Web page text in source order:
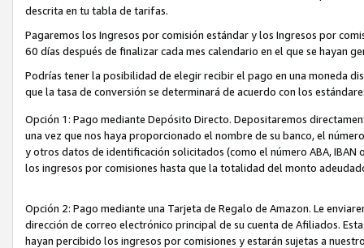
descrita en tu tabla de tarifas.
Pagaremos los Ingresos por comisión estándar y los Ingresos por
60 días después de finalizar cada mes calendario en el que se hayan
Podrías tener la posibilidad de elegir recibir el pago en una moneda
que la tasa de conversión se determinará de acuerdo con los
Opción 1: Pago mediante Depósito Directo. Depositaremos
una vez que nos haya proporcionado el nombre de su banco, el
y otros datos de identificación solicitados (como el número ABA,
los ingresos por comisiones hasta que la totalidad del monto
Opción 2: Pago mediante una Tarjeta de Regalo de Amazon. Le
dirección de correo electrónico principal de su cuenta de Afiliados.
hayan percibido los ingresos por comisiones y estarán sujetas a